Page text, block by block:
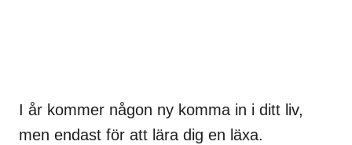
I år kommer någon ny komma in i ditt liv,
men endast för att lära dig en läxa.